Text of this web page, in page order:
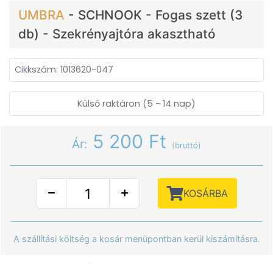
UMBRA - SCHNOOK - Fogas szett (3
db) - Szekrényajtóra akasztható
Cikkszám: 1013620-047
Külső raktáron (5 - 14 nap)
Ár: 5 200 Ft (bruttó)
KOSÁRBA
A szállítási költség a kosár menüpontban kerül kiszámításra.